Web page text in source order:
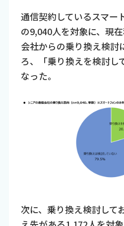
通信契約しているスマー
の9,040人を対象に、現
会社からの乗り換え検討
ろ、「乗り換えを検討し
なった。
次に、乗り換え検討して